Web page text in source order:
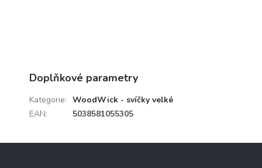
Doplňkové parametry
Kategorie: WoodWick - svíčky velké
EAN: 5038581055305